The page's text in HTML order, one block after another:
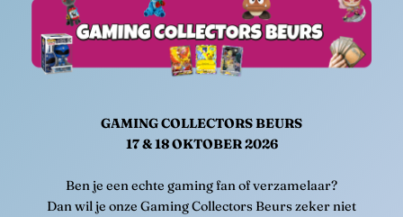
GAMING COLLECTORS BEURS
17 & 18 OKTOBER 2026
Ben je een echte gaming fan of verzamelaar?
Dan wil je onze Gaming Collectors Beurs zeker niet